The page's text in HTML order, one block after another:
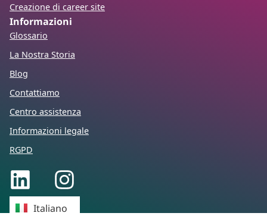
Creazione di career site
Informazioni
Glossario
La Nostra Storia
Blog
Contattiamo
Centro assistenza
Informazioni legale
RGPD
Italiano
Français